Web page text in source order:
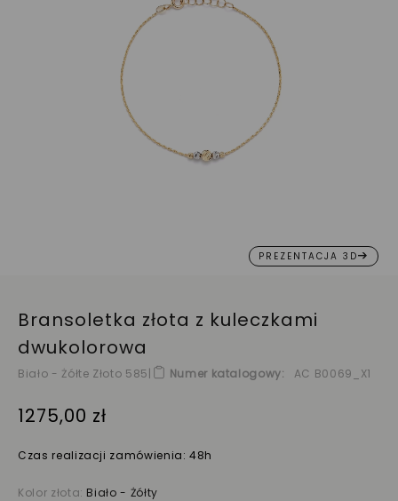
PREZENTACJA 3D
Bransoletka złota z kuleczkami
dwukolorowa
Biało - Żółte Złoto 585| Numer katalogowy AC B0069_X1
1275,00 zł
Czas realizacji zamówienia: 48h
Kolor złota: Biało - Żółty